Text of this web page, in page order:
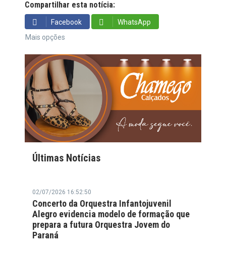
Compartilhar esta notícia:
Facebook
WhatsApp
Mais opções
Últimas Notícias
02/07/2026 16:52:50
Concerto da Orquestra Infantojuvenil
Alegro evidencia modelo de formação que
prepara a futura Orquestra Jovem do
Paraná